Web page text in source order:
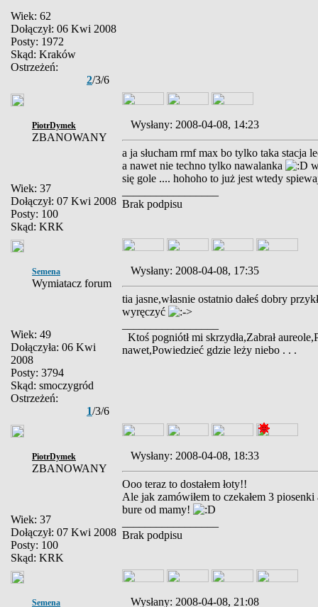
Wiek: 62
Dołączył: 06 Kwi 2008
Posty: 1972
Skąd: Kraków
Ostrzeżeń:
2/3/6
PiotrDymek
ZBANOWANY
Wiek: 37
Dołączył: 07 Kwi 2008
Posty: 100
Skąd: KRK
Wysłany: 2008-04-08, 14:23
a ja słucham rmf max bo tylko taka
a nawet nie techno tylko nawalanka
się gole .... hohoho to już jest wtedy
Brak podpisu
Semena
Wymiatacz forum
Wiek: 49
Dołączyła: 06 Kwi
2008
Posty: 3794
Skąd: smoczygród
Ostrzeżeń:
1/3/6
Wysłany: 2008-04-08, 17:35
tia jasne,własnie ostatnio dałeś dobry
wyręczyć
Ktoś pogniótł mi skrzydła,Zabrał
nawet,Powiedzieć gdzie leży niebo . . .
PiotrDymek
ZBANOWANY
Wiek: 37
Dołączył: 07 Kwi 2008
Posty: 100
Skąd: KRK
Wysłany: 2008-04-08, 18:33
Ooo teraz to dostałem łoty!!
Ale jak zamówiłem to czekałem 3
bure od mamy!
Brak podpisu
Semena Wysłany: 2008-04-08, 21:08